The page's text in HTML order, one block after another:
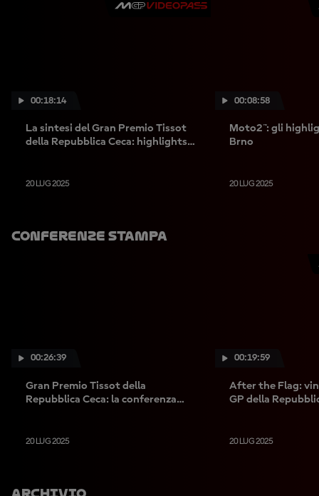
00:18:14
La sintesi del Gran Premio Tissot
della Repubblica Ceca: highlights
20 LUG 2025
00:08:58
Moto2™: gli
Brno
20 LUG 2025
Conferenze Stampa
00:26:39
Gran Premio Tissot della
Repubblica Ceca: la conferenza
20 LUG 2025
00:19:59
After the Flag:
GP della
20 LUG 2025